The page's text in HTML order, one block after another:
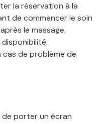
la réservation à la
de commencer le soin
le massage.
de problème de
de porter un écran